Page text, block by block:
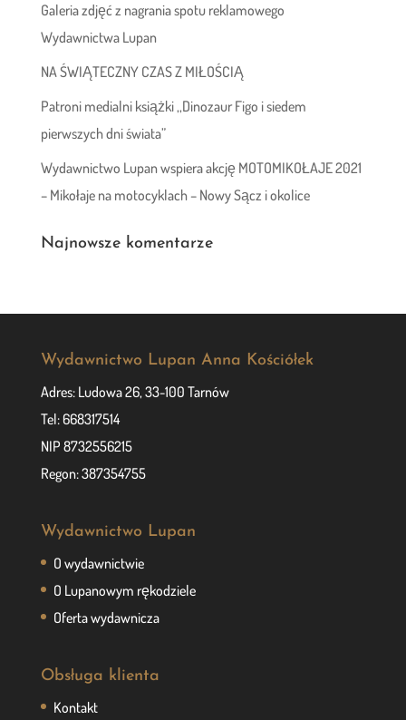
Galeria zdjęć z nagrania spotu reklamowego
Wydawnictwa Lupan
NA ŚWIĄTECZNY CZAS Z MIŁOŚCIĄ
Patroni medialni książki ,,Dinozaur Figo i siedem
pierwszych dni świata”
Wydawnictwo Lupan wspiera akcję MOTOMIKOŁAJE 2021
– Mikołaje na motocyklach – Nowy Sącz i okolice
Najnowsze komentarze
Wydawnictwo Lupan Anna Kościółek
Adres: Ludowa 26, 33-100 Tarnów
Tel: 668317514
NIP 8732556215
Regon: 387354755
Wydawnictwo Lupan
O wydawnictwie
O Lupanowym rękodziele
Oferta wydawnicza
Obsługa klienta
Kontakt